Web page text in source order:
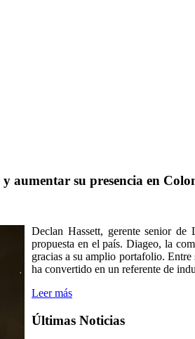
y aumentar su presencia en
Declan Hassett, gerente senior
propuesta en el país. Diageo, la
gracias a su amplio portafolio.
ha convertido en un referente de
Leer más
Últimas Noticias